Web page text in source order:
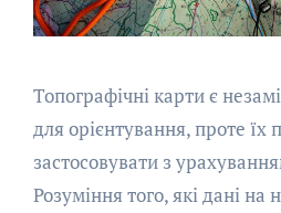
Топографічні карти є
для орієнтування, проте їх
застосовувати з
Розуміння того, які дані на